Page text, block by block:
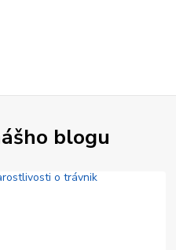
blogu